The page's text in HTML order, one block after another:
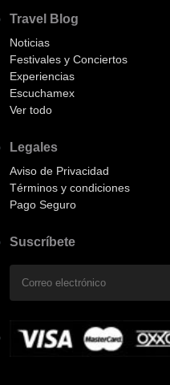
Travel Blog
Noticias
Festivales y Conciertos
Experiencias
Escuchamex
Ver todo
Legales
Aviso de Privacidad
Términos y condiciones
Pago Seguro
Suscríbete